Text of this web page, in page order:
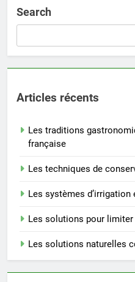
Search
Articles récents
Les traditions
française
Les techniques de
Les systèmes d’irrigation
Les solutions pour limiter
Les solutions naturelles